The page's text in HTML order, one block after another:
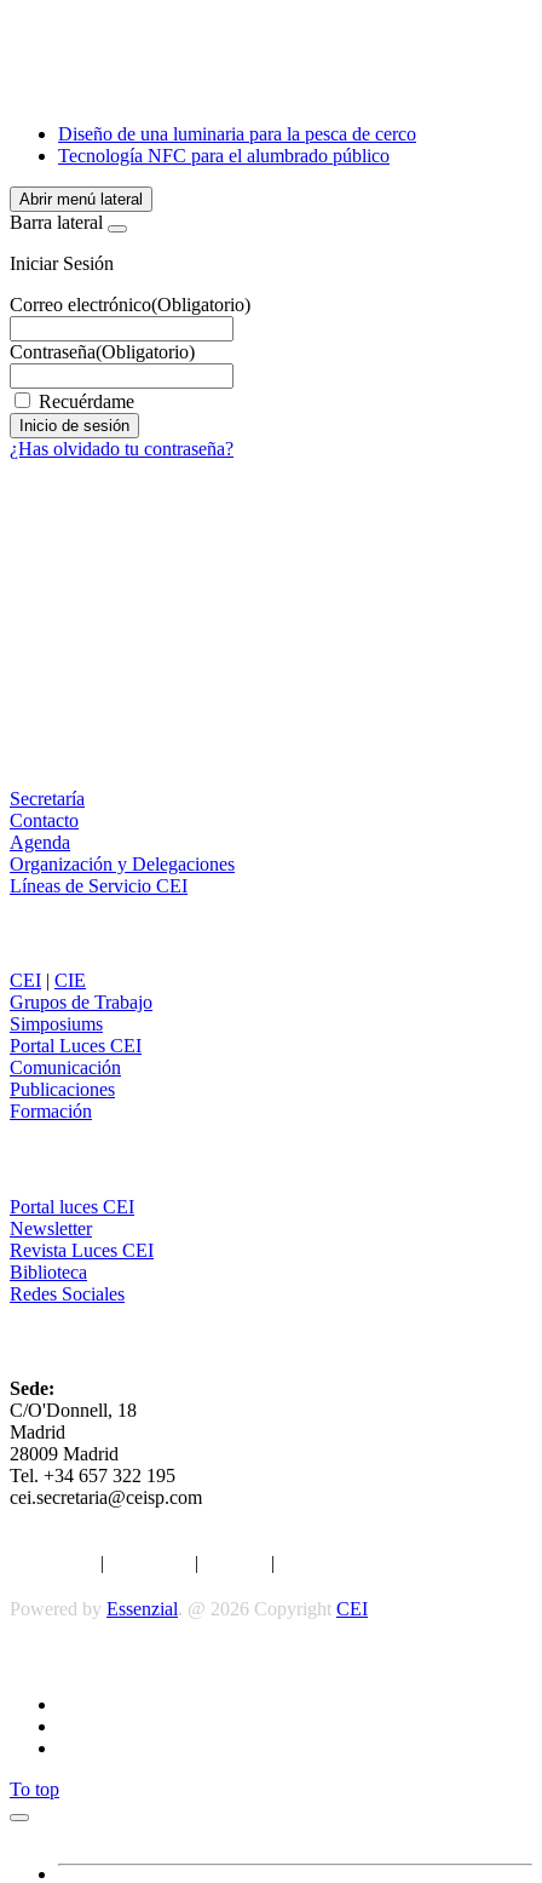
WhatsApp
Diseño de una luminaria para la pesca de cerco
Tecnología NFC para el alumbrado público
Abrir menú lateral
Barra lateral
Iniciar Sesión
Correo electrónico(Obligatorio)
Contraseña(Obligatorio)
Recuérdame
¿Has olvidado tu contraseña?
Secretaría
Contacto
Agenda
Organización y Delegaciones
Líneas de Servicio CEI
CEI | CIE
Grupos de Trabajo
Simposiums
Portal Luces CEI
Comunicación
Publicaciones
Formación
Portal luces CEI
Newsletter
Revista Luces CEI
Biblioteca
Redes Sociales
Sede:
C/O'Donnell, 18
Madrid
28009 Madrid
Tel. +34 657 322 195
cei.secretaria@ceisp.com
| | |
Powered by Essenzial. @ 2026 Copyright CEI
To top